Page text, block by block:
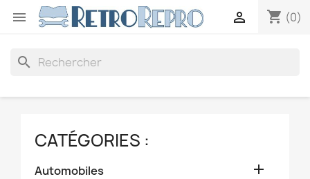
 shopping_cart (0)

search
CATÉGORIES :
Automobiles 